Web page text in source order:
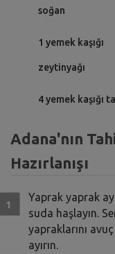
soğan
1 yemek kaşığı
zeytinyağı
4 yemek kaşığı
Adana'nın
Hazırlanışı
Yaprak yaprak
suda haşlayın.
yapraklarını
ayırın.